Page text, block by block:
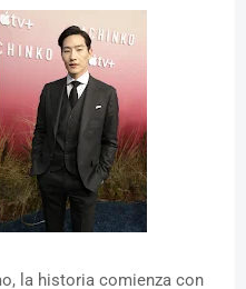
la historia comienza con